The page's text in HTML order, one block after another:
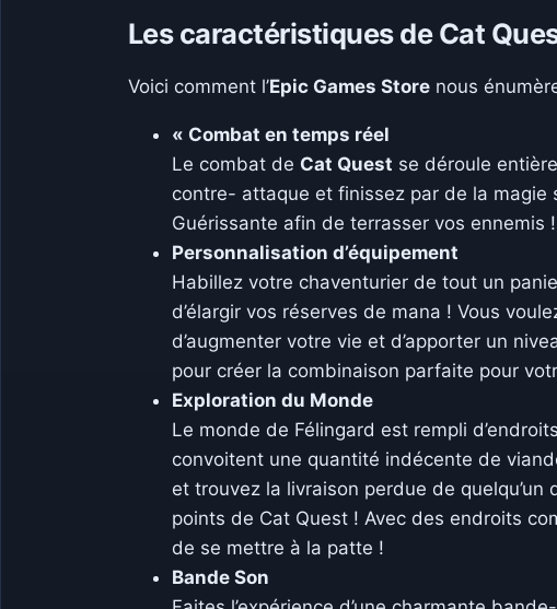
Les caractéristiques de Cat
Voici comment l’Epic Games Store nous
« Combat en temps réel
Le combat de Cat Quest se déroule
contre- attaque et finissez par de la magie
Guérissante afin de terrasser vos ennemis
Personnalisation d’équipement
Habillez votre chaventurier de tout un
d’élargir vos réserves de mana ! Vous
d’augmenter votre vie et d’apporter un
pour créer la combinaison parfaite pour
Exploration du Monde
Le monde de Félingard est rempli
convoitent une quantité indécente de
et trouvez la livraison perdue de quelqu’un
points de Cat Quest ! Avec des endroits
de se mettre à la patte !
Bande Son